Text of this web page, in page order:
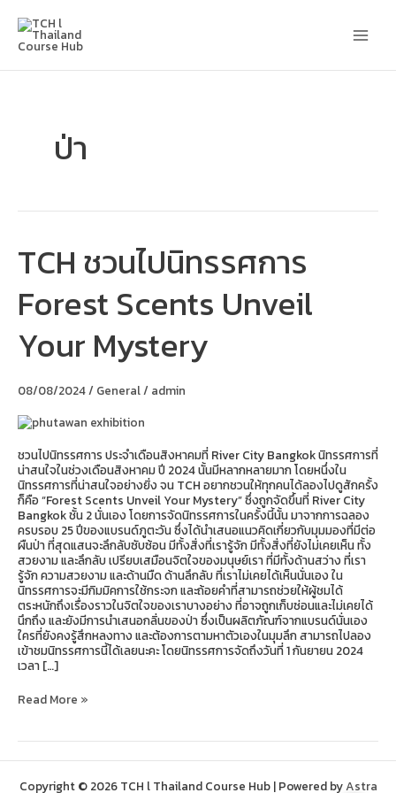
content
ป่า
TCH ชวนไปนิทรรศการ
Forest Scents Unveil
Your Mystery
08/08/2024/ General/ admin
ชวนไปนิทรรศการ ประจำเดือนสิงหาคมที่ River City Bangkok นิทรรศการที่
น่าสนใจในช่วงเดือนสิงหาคม ปี 2024 นั้นมีหลากหลายมาก โดยหนึ่งใน
นิทรรศการที่น่าสนใจอย่างยิ่ง จน TCH อยากชวนให้ทุกคนได้ลองไปดูสักครั้ง
ก็คือ “Forest Scents Unveil Your Mystery” ซึ่งถูกจัดขึ้นที่ River City
Bangkok ชั้น 2 นั่นเอง โดยการจัดนิทรรศการในครั้งนี้นั้น มาจากการฉลอง
ครบรอบ 25 ปีของแบรนด์ภูตะวัน ซึ่งได้นำเสนอแนวคิดเกี่ยวกับมุมมองที่มีต่อ
ผืนป่า ที่สุดแสนจะลึกลับซับซ้อน มีทั้งสิ่งที่เรารู้จัก มีทั้งสิ่งที่ยังไม่เคยเห็น ทั้ง
สวยงาม และลึกลับ เปรียบเสมือนจิตใจของมนุษย์เรา ที่มีทั้งด้านสว่าง ที่เรา
รู้จัก ความสวยงาม และด้านมืด ด้านลึกลับ ที่เราไม่เคยได้เห็นนั่นเอง ใน
นิทรรศการจะมีกิมมิคการใช้กระจก และถ้อยคำที่สามารถช่วยให้ผู้ชมได้
ตระหนักถึงเรื่องราวในจิตใจของเราบางอย่าง ที่อาจถูกเก็บซ่อนและไม่เคยได้
นึกถึง และยังมีการนำเสนอกลิ่นของป่า ซึ่งเป็นผลิตภัณฑ์จากแบรนด์นั่นเอง
ใครที่ยังคงรู้สึกหลงทาง และต้องการตามหาตัวเองในมุมลึก สามารถไปลอง
เข้าชมนิทรรศการนี้ได้เลยนะคะ โดยนิทรรศการจัดถึงวันที่ 1 กันยายน 2024
เวลา […]
ไป
นิทรรศการ
Forest
Unveil
Your
Read More »
Copyright © 2026 TCH l Thailand Course Hub | Powered byAstra